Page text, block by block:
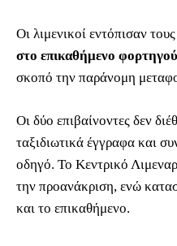
Οι λιμενικοί εντόπισαν τους
στο επικαθήμενο φορτηγού
σκοπό την παράνομη
Οι δύο επιβαίνοντες δεν
ταξιδιωτικά έγγραφα και
οδηγό. Το Κεντρικό
την προανάκριση, ενώ
και το επικαθήμενο.